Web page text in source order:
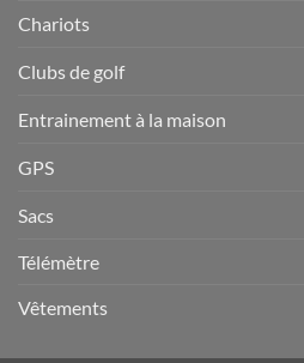
Chariots
Clubs de golf
Entrainement à la maison
GPS
Sacs
Télémètre
Vêtements